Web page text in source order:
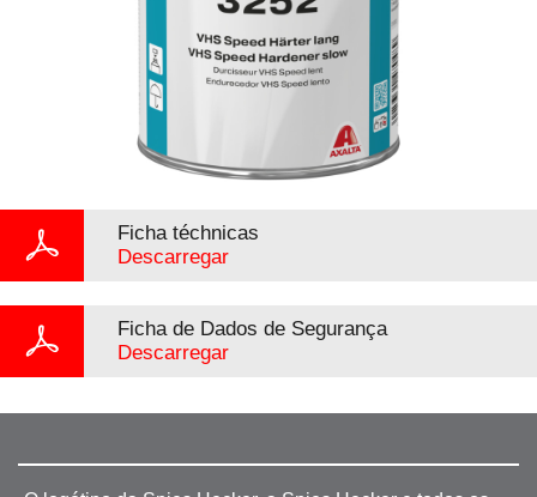
Ficha téchnicas
Descarregar
Ficha de Dados de Segurança
Descarregar